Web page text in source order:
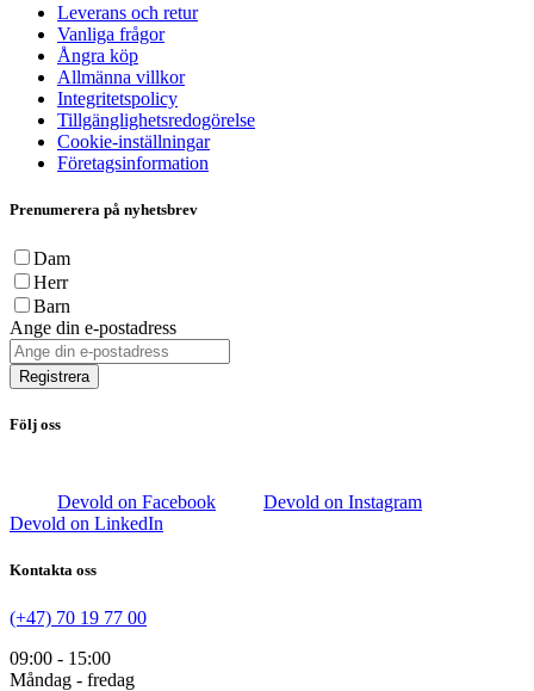
Leverans och retur
Vanliga frågor
Ångra köp
Allmänna villkor
Integritetspolicy
Tillgänglighetsredogörelse
Cookie-inställningar
Företagsinformation
Prenumerera på nyhetsbrev
Dam
Herr
Barn
Ange din e-postadress
Registrera
Följ oss
Devold on Facebook
Devold on Instagram
Devold on LinkedIn
Kontakta oss
(+47) 70 19 77 00
09:00 - 15:00
Måndag - fredag